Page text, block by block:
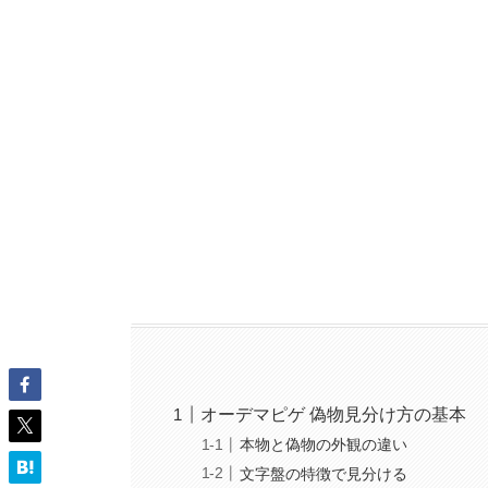
オーデマピゲ 偽物見分け方の基本
本物と偽物の外観の違い
文字盤の特徴で見分ける